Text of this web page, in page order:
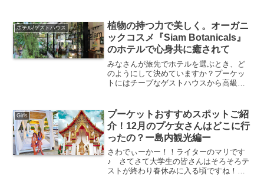
こに行こうか迷ってしまいますね！！ 7
月のプケ女さんはど...
ホテル/ゲストハウス
植物の持つ力で美しく。オーガニ
ックコスメ『Siam Botanicals』
のホテルで心身共に癒されて
みなさんが旅先でホテルを選ぶとき、ど
のようにして決めていますか？プーケッ
トにはチープなゲストハウスから高級ホ
良いのか分からなくなる事も。今回お勧
めするのはオーガニックコ...
Girls
プーケットおすすめスポットご紹
介！12月のプケ女さんはどこに行
ったの？ー島内観光編ー
さわでぃーかー！！ライターのマリです
♪ さてさて大学生の皆さんはそろそろテ
ストが終わり春休みに入る頃ですね！！